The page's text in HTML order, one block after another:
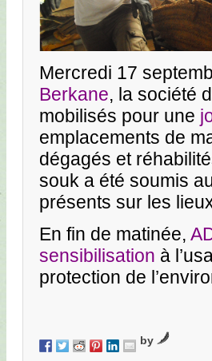
Mercredi 17
Berkane, la société
mobilisés pour une
emplacements de
dégagés et
souk a été soumis
présents sur les
En fin de matinée,
sensibilisation à
protection de
by